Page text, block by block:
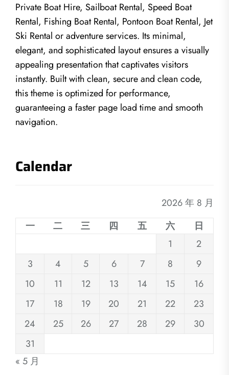
Private Boat Hire, Sailboat Rental, Speed Boat
Rental, Fishing Boat Rental, Pontoon Boat Rental, Jet
Ski Rental or adventure services. Its minimal,
elegant, and sophisticated layout ensures a visually
appealing presentation that captivates visitors
instantly. Built with clean, secure and clean code,
this theme is optimized for performance,
guaranteeing a faster page load time and smooth
navigation.
Calendar
2026 年 8 月
一
二 三 四 五 六
日
1
2
3
4 5 6 7 8
9
10
11 12 13 14 15
16
17
18 19 20 21 22
23
24
25 26 27 28 29
30
31
« 5 月